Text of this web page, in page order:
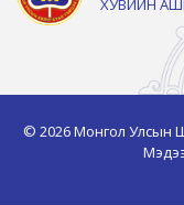
ХУВИЙН
© 2026 Монгол Улсын